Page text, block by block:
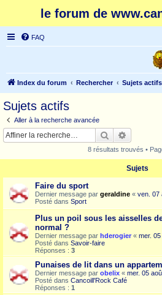
le forum de
FAQ
Index du forum Rechercher Sujets actifs
Sujets actifs
Aller à la recherche avancée
Rechercher
8 résultats trouvés •
Sujets
Faire du sport
Dernier message par geraldine « ven. 07
Posté dans Sport
Plus un poil sous les aisselles
normal ?
Dernier message par hderogier « mer.
Posté dans Savoir-faire
Réponses : 3
Punaises de lit dans un
Dernier message par obelix « mer. 05
Posté dans Cancoill'Rock Café
Réponses : 1